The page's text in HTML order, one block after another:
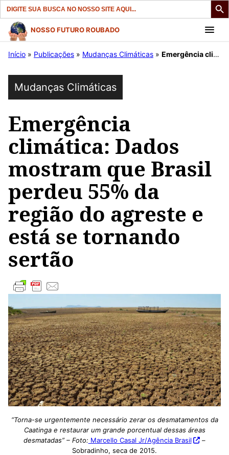
Search
for:
Pular
para
conteúdo
NOSSO FUTURO ROUBADO
Início » Publicações » Mudanças Climáticas » Emergência climática: Dados mostram que Brasil perdeu 55% da região do agreste e está se tornando sertão
Mudanças Climáticas
Emergência
climática: Dados
mostram que Brasil
perdeu 55% da
região do agreste e
está se tornando
sertão
“Torna-se urgentemente necessário zerar os desmatamentos da
Caatinga e restaurar um grande porcentual dessas áreas
desmatadas” – Foto: Marcello Casal Jr/Agência Brasil
–
Sobradinho, seca de 2015.